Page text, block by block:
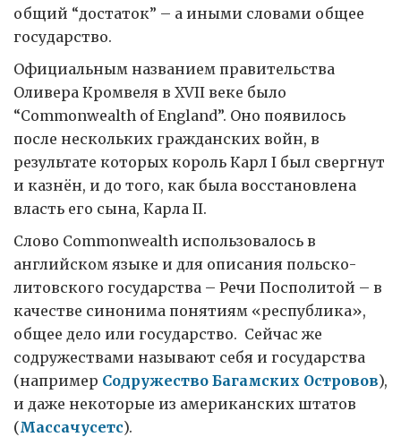
общий “достаток” – а иными словами общее
государство.
Официальным названием правительства
Оливера Кромвеля в XVII веке было
“Commonwealth of England”. Оно появилось
после нескольких гражданских войн, в
результате которых король Карл I был свергнут
и казнён, и до того, как была восстановлена
власть его сына, Карла II.
Слово Commonwealth использовалось в
английском языке и для описания польско-
литовского государства – Речи Посполитой – в
качестве синонима понятиям «республика»,
общее дело или государство. Сейчас же
содружествами называют себя и государства
(например Содружество Багамских Островов),
и даже некоторые из американских штатов
(Массачусетс).